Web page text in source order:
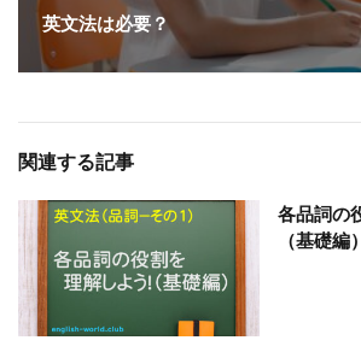
英文法は必要？
関連する記事
各品詞の
（基礎編）